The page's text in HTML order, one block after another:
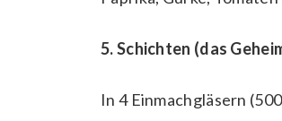
5. Schichten (das
In 4 Einmachgläsern